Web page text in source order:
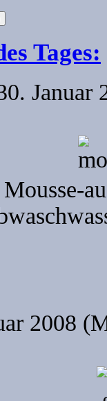
Tages:
Januar
2008